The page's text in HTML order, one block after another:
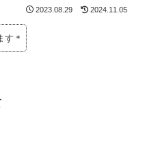
2023.08.29 2024.11.05
す＊